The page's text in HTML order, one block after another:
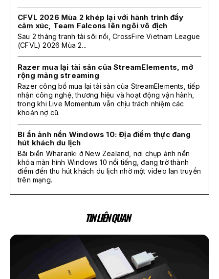
CFVL 2026 Mùa 2 khép lại với hành trình đầy
cảm xúc, Team Falcons lên ngôi vô địch
Sau 2 tháng tranh tài sôi nổi, CrossFire Vietnam League
(CFVL) 2026 Mùa 2...
Razer mua lại tài sản của StreamElements, mở
rộng mảng streaming
Razer công bố mua lại tài sản của StreamElements, tiếp
nhận công nghệ, thương hiệu và hoạt động vận hành,
trong khi Live Momentum vẫn chịu trách nhiệm các
khoản nợ cũ.
Bí ẩn ảnh nền Windows 10: Địa điểm thực đang
hút khách du lịch
Bãi biển Wharariki ở New Zealand, nơi chụp ảnh nền
khóa màn hình Windows 10 nổi tiếng, đang trở thành
điểm đến thu hút khách du lịch nhờ một video lan truyền
trên mạng.
TIN LIÊN QUAN